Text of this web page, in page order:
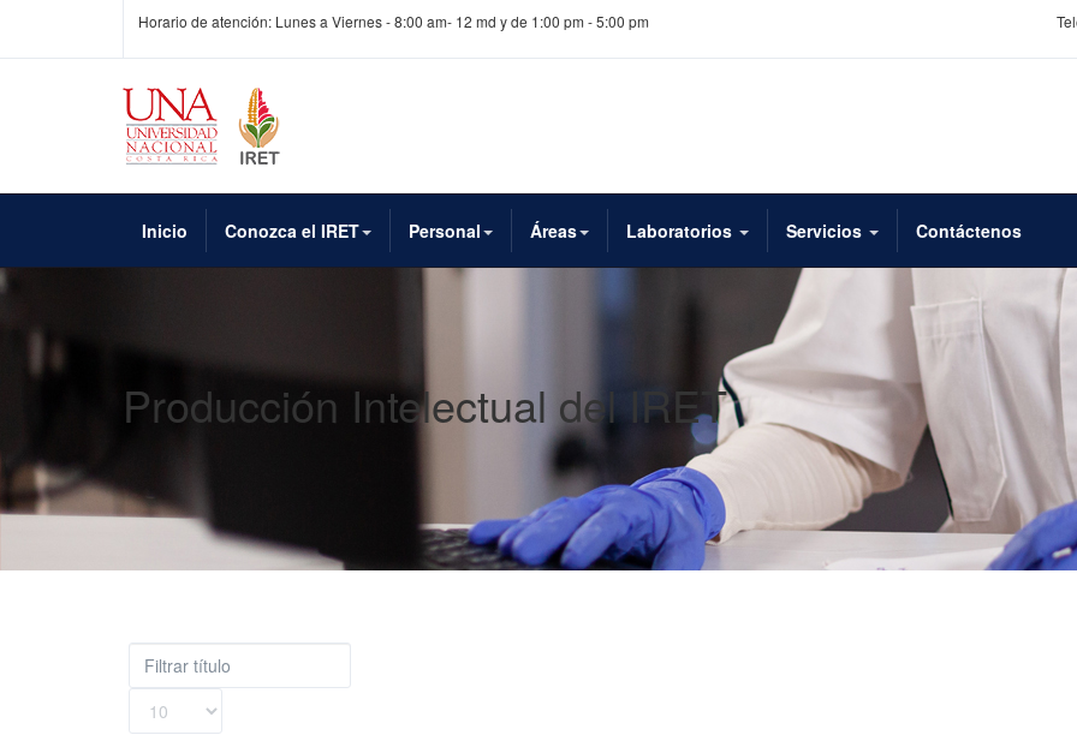
Horario de atención: Lunes a Viernes - 8:00 am- 12 md y de 1:00 pm - 5:00 pm
Inicio Conozca el IRET Personal Áreas Laboratorios Servicios Contáctenos
Producción Intelectual del IRET
Filtrar
título
Cantidad
a